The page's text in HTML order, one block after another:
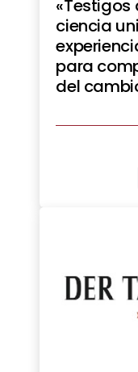
«Testigos
ciencia
para
del